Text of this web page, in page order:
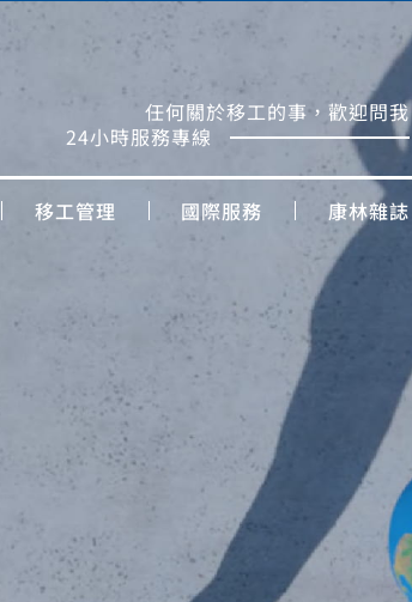
任何關於移工的事，歡迎問我
24小時服務專線
移工管理 國際服務 康林雜誌